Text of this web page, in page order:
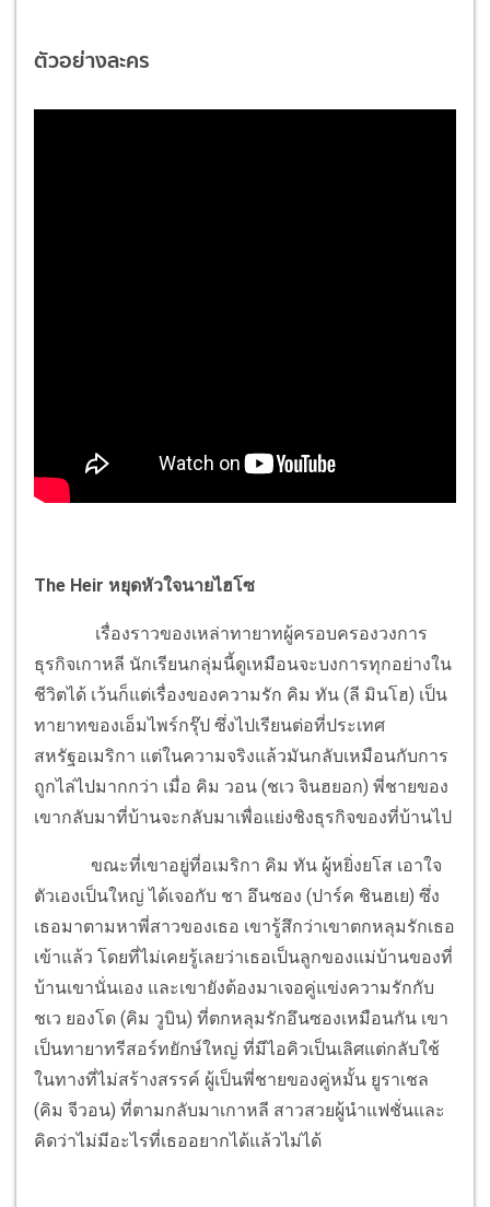
ตัวอย่างละคร
The Heir หยุดหัวใจนายไฮโซ
เรื่องราวของเหล่าทายาทผู้ครอบครองวงการ
ธุรกิจเกาหลี นักเรียนกลุ่มนี้ดูเหมือนจะบงการทุกอย่างใน
ชีวิตได้ เว้นก็แต่เรื่องของความรัก คิม ทัน (ลี มินโฮ) เป็น
ทายาทของเอ็มไพร์กรุ๊ป ซึ่งไปเรียนต่อที่ประเทศ
สหรัฐอเมริกา แต่ในความจริงแล้วมันกลับเหมือนกับการ
ถูกไล่ไปมากกว่า เมื่อ คิม วอน (ชเว จินฮยอก) พี่ชายของ
เขากลับมาที่บ้านจะกลับมาเพื่อแย่งชิงธุรกิจของที่บ้านไป
ขณะที่เขาอยู่ที่อเมริกา คิม ทัน ผู้หยิ่งยโส เอาใจ
ตัวเองเป็นใหญ่ ได้เจอกับ ชา อึนซอง (ปาร์ค ชินฮเย) ซึ่ง
เธอมาตามหาพี่สาวของเธอ เขารู้สึกว่าเขาตกหลุมรักเธอ
เข้าแล้ว โดยที่ไม่เคยรู้เลยว่าเธอเป็นลูกของแม่บ้านของที่
บ้านเขานั่นเอง และเขายังต้องมาเจอคู่แข่งความรักกับ
ชเว ยองโด (คิม วูบิน) ที่ตกหลุมรักอึนซองเหมือนกัน เขา
เป็นทายาทรีสอร์ทยักษ์ใหญ่ ที่มีไอคิวเป็นเลิศแต่กลับใช้
ในทางที่ไม่สร้างสรรค์ ผู้เป็นพี่ชายของคู่หมั้น ยูราเชล
(คิม จีวอน) ที่ตามกลับมาเกาหลี สาวสวยผู้นำแฟชั่นและ
คิดว่าไม่มีอะไรที่เธออยากได้แล้วไม่ได้